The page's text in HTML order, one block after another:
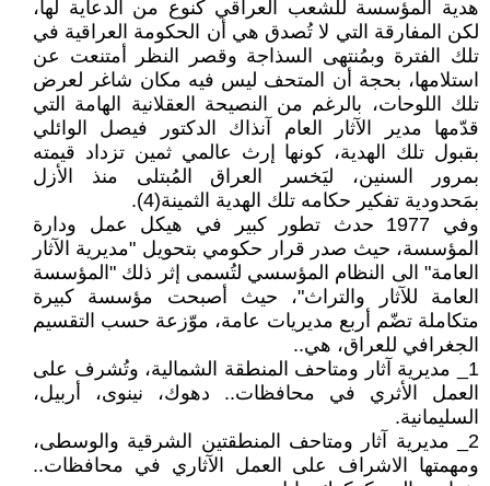
هدية المؤسسة للشعب العراقي كنوع من الدعاية لها،
لكن المفارقة التي لا تُصدق هي أن الحكومة العراقية في
تلك الفترة وبمُنتهى السذاجة وقصر النظر أمتنعت عن
استلامها، بحجة أن المتحف ليس فيه مكان شاغر لعرض
تلك اللوحات، بالرغم من النصيحة العقلانية الهامة التي
قدّمها مدير الآثار العام آنذاك الدكتور فيصل الوائلي
بقبول تلك الهدية، كونها إرث عالمي ثمين تزداد قيمته
بمرور السنين، ليَخسر العراق المُبتلى منذ الأزل
بمَحدودية تفكير حكامه تلك الهدية الثمينة(4).
وفي 1977 حدث تطور كبير في هيكل عمل ودارة
المؤسسة، حيث صدر قرار حكومي بتحويل "مديرية الآثار
العامة" الى النظام المؤسسي لتُسمى إثر ذلك "المؤسسة
العامة للآثار والتراث"، حيث أصبحت مؤسسة كبيرة
متكاملة تضّم أربع مديريات عامة، موّزعة حسب التقسيم
الجغرافي للعراق، هي..
1_ مديرية آثار ومتاحف المنطقة الشمالية، وتُشرف على
العمل الأثري في محافظات.. دهوك، نينوى، أربيل،
السليمانية.
2_ مديرية آثار ومتاحف المنطقتين الشرقية والوسطى،
ومهمتها الاشراف على العمل الآثاري في محافظات..